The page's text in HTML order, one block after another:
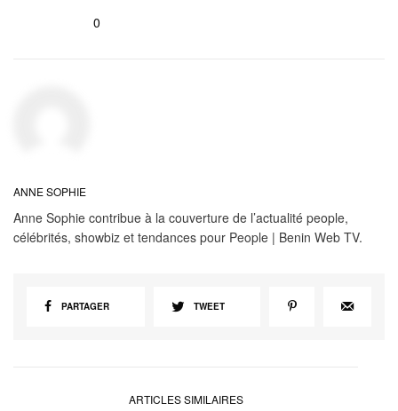
0
ANNE SOPHIE
Anne Sophie contribue à la couverture de l’actualité people,
célébrités, showbiz et tendances pour People | Benin Web TV.
PARTAGER TWEET
ARTICLES SIMILAIRES